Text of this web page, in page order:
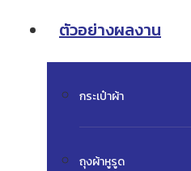
ตัวอย่างผลงาน
กระเป๋าผ้า
ถุงผ้าหูรูด